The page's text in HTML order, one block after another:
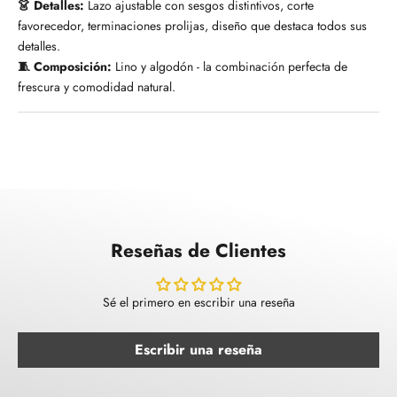
👗 Detalles: Lazo ajustable con sesgos distintivos, corte
favorecedor, terminaciones prolijas, diseño que destaca todos sus
detalles.
🧵 Composición: Lino y algodón - la combinación perfecta de
frescura y comodidad natural.
Reseñas de Clientes
Sé el primero en escribir una reseña
Escribir una reseña